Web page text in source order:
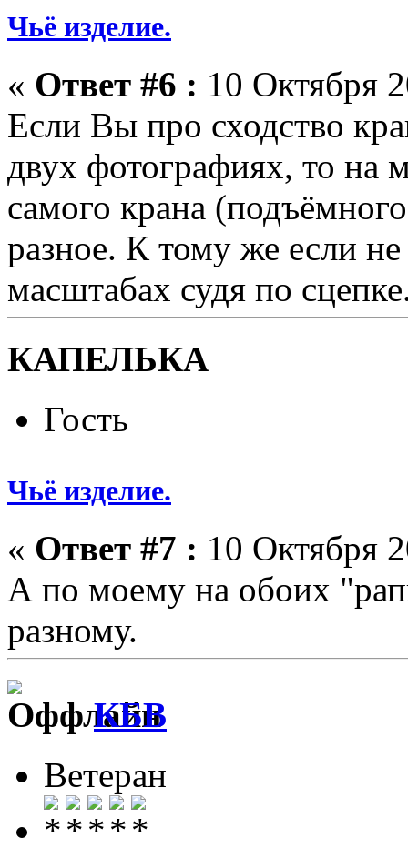
Чьё изделие.
« Ответ #6 : 10 Октября
Если Вы про сходство
двух фотографиях, то на
самого крана
разное. К тому же если
масштабах судя по
КАПЕЛЬКА
Гость
Чьё изделие.
« Ответ #7 : 10 Октября
А по моему на обоих
разному.
КБВ
Ветеран